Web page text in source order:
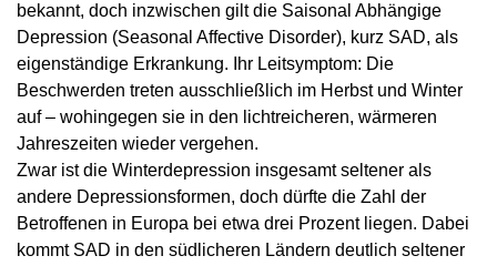
bekannt, doch inzwischen gilt die Saisonal Abhängige
Depression (Seasonal Affective Disorder), kurz SAD, als
eigenständige Erkrankung. Ihr Leitsymptom: Die
Beschwerden treten ausschließlich im Herbst und Winter
auf – wohingegen sie in den lichtreicheren, wärmeren
Jahreszeiten wieder vergehen.
Zwar ist die Winterdepression insgesamt seltener als
andere Depressionsformen, doch dürfte die Zahl der
Betroffenen in Europa bei etwa drei Prozent liegen. Dabei
kommt SAD in den südlicheren Ländern deutlich seltener